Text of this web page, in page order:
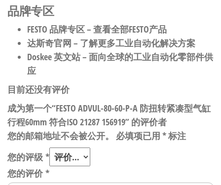
品牌专区
FESTO 品牌专区– 查看全部FESTO产品
达斯奇官网 – 了解更多工业自动化解决方案
Doskee 英文站– 面向全球的工业自动化零部件供
应
目前还没有评价
成为第一个“FESTO ADVUL-80-60-P-A 防扭转紧凑型气缸
行程60mm 符合ISO 21287 156919” 的评价者
您的邮箱地址不会被公开。
必填项已用 *标注
您的评级 *
您的评价*